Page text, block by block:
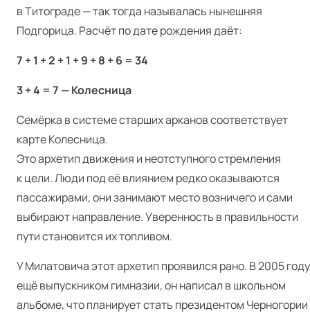
в Титограде — так тогда называлась нынешняя
Подгорица. Расчёт по дате рождения даёт:
7 + 1 + 2 + 1 + 9 + 8 + 6 = 34
3 + 4 = 7 — Колесница
Семёрка в системе старших арканов соответствует
карте Колесница.
Это архетип движения и неотступного стремления
к цели. Люди под её влиянием редко оказываются
пассажирами, они занимают место возничего и сами
выбирают направление. Уверенность в правильности
пути становится их топливом.
У Милатовича этот архетип проявился рано. В 2005
ещё выпускником гимназии, он написал в школьном
альбоме, что планирует стать президентом Черногории